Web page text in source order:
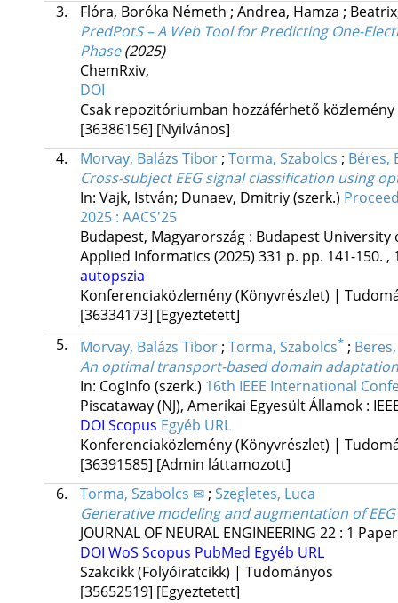
3.
Flóra, Boróka Németh ; Andrea, Hamza ;
PredPotS – A Web Tool for Predicting One-
Phase (2025)
ChemRxiv,
DOI
Csak repozitóriumban hozzáférhető
[36386156] [Nyilvános]
4.
Morvay, Balázs Tibor ; Torma, Szabolcs ; Béres,
Cross-subject EEG signal classification using
In: Vajk, István; Dunaev, Dmitriy (szerk.)
2025 : AACS'25
Budapest, Magyarország : Budapest University
Applied Informatics (2025) 331 p. pp. 141-150. ,
autopszia
Konferenciaközlemény (Könyvrészlet) |
[36334173] [Egyeztetett]
5.
Morvay, Balázs Tibor ; Torma, Szabolcs* ;
An optimal transport-based domain
In: CogInfo (szerk.) 16th IEEE International
Piscataway (NJ), Amerikai Egyesült Államok :
DOI Scopus Egyéb URL
Konferenciaközlemény (Könyvrészlet) |
[36391585] [Admin láttamozott]
6.
Torma, Szabolcs ✉ ; Szegletes, Luca
Generative modeling and augmentation of
JOURNAL OF NEURAL ENGINEERING 22: 1
DOI WoS Scopus PubMed Egyéb URL
Szakcikk (Folyóiratcikk) | Tudományos
[35652519] [Egyeztetett]